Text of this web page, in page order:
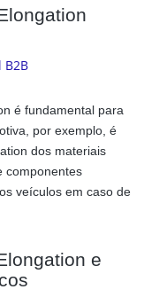
é fundamental para
por exemplo, é
dos materiais
componentes
veículos em caso de
e